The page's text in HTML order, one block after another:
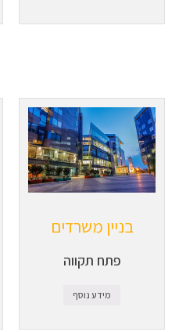
בניין משרדים
פתח תקווה
מידע נוסף